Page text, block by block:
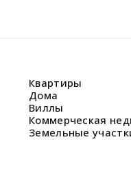
Квартиры
Дома
Виллы
Коммерческая
Земельные